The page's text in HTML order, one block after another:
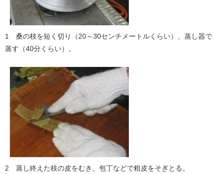
1 桑の枝を短く切り（20～30センチメートルくらい）、蒸し器で
蒸す（40分くらい）。
2 蒸し終えた枝の皮をむき、包丁などで粗皮をそぎとる。